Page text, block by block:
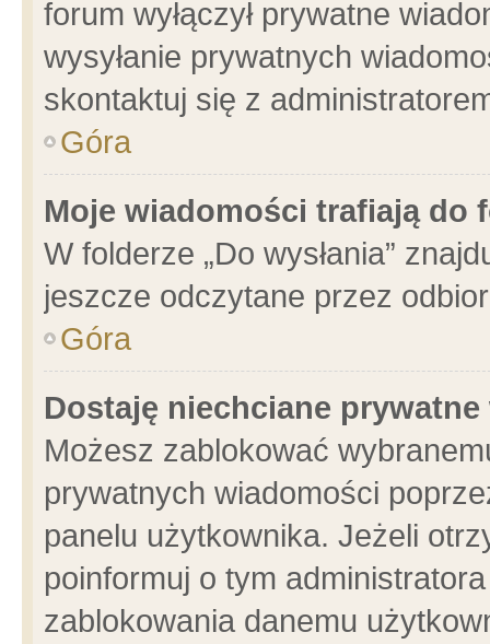
forum wyłączył prywatne
wysyłanie prywatnych
skontaktuj się z
Góra
Moje wiadomości trafiają do
W folderze „Do wysłania”
jeszcze odczytane przez
Góra
Dostaję niechciane
Możesz zablokować
prywatnych wiadomości
panelu użytkownika. Jeżeli
poinformuj o tym
zablokowania danemu